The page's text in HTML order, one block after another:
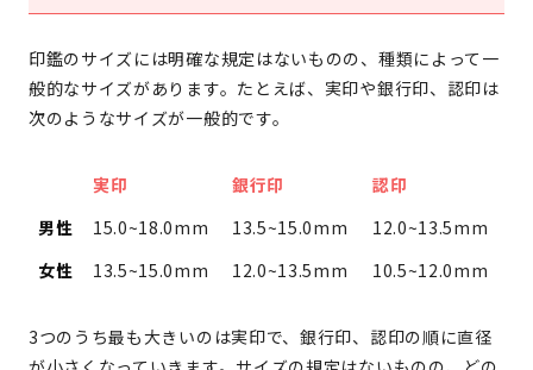
印鑑のサイズには明確な規定はないものの、種類によって一
般的なサイズがあります。たとえば、実印や銀行印、認印は
次のようなサイズが一般的です。
実印 銀行印
認印
男性
15.0~18.0mm 13.5~15.0mm
12.0~13.5mm
女性
13.5~15.0mm 12.0~13.5mm 10.5~12.0mm
3つのうち最も大きいのは実印で、銀行印、認印の順に直径